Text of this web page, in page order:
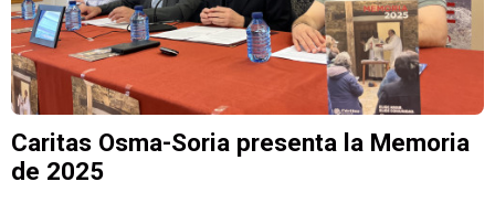
Caritas Osma-Soria presenta la Memoria
de 2025